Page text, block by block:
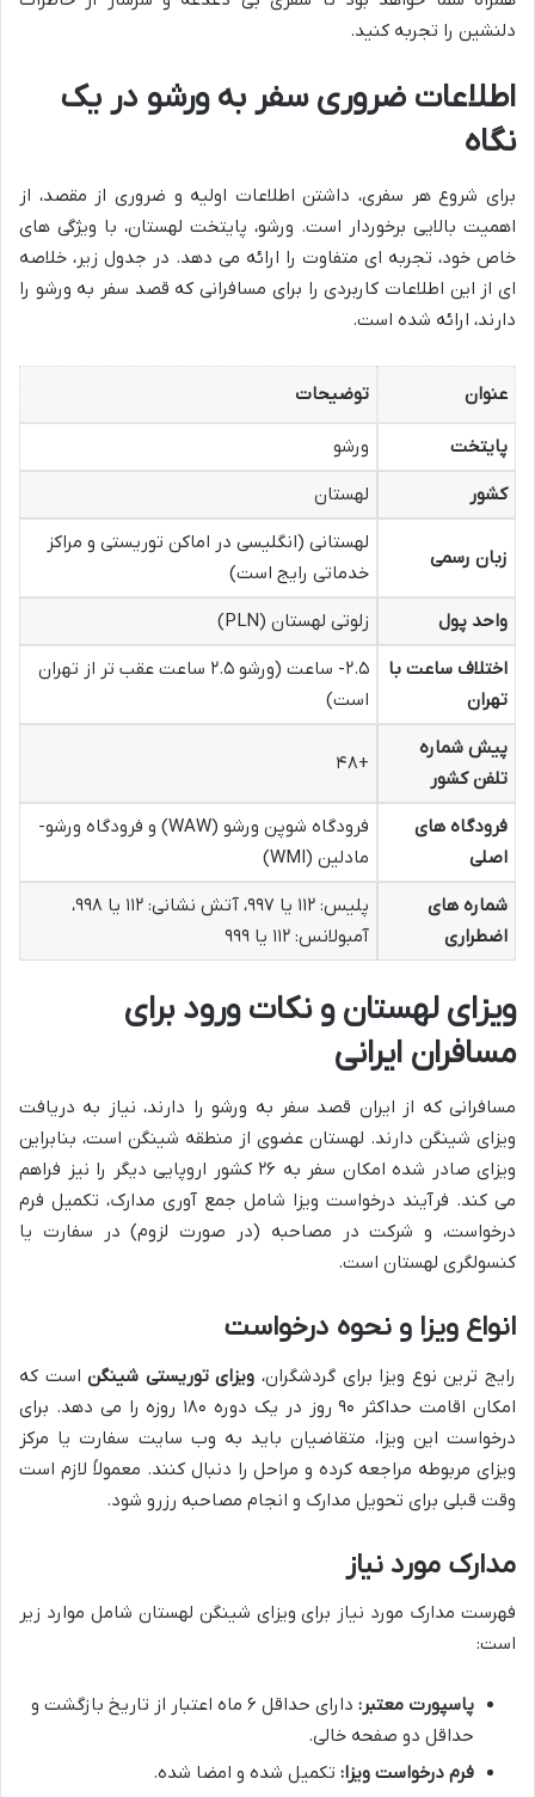
دلنشین را تجربه کنید.
اطلاعات ضروری سفر به ورشو در یک
نگاه
برای شروع هر سفری، داشتن اطلاعات اولیه و ضروری از مقصد، از
اهمیت بالایی برخوردار است. ورشو، پایتخت لهستان، با ویژگی های
خاص خود، تجربه ای متفاوت را ارائه می دهد. در جدول زیر، خلاصه
ای از این اطلاعات کاربردی را برای مسافرانی که قصد سفر به ورشو را
دارند، ارائه شده است.
عنوان توضیحات
پایتخت
ورشو
کشور
لهستان
زبان رسمی
لهستانی (انگلیسی در اماکن توریستی و مراکز
خدماتی رایج است)
واحد پول
زلوتی لهستان (PLN)
اختلاف ساعت با
تهران
۲.۵- ساعت (ورشو ۲.۵ ساعت عقب تر از تهران
است)
پیش شماره
تلفن کشور
+۴۸
فرودگاه های
اصلی
فرودگاه شوپن ورشو (WAW) و فرودگاه ورشو-
مادلین (WMI)
شماره های
اضطراری
پلیس: ۱۱۲ یا ۹۹۷، آتش نشانی: ۱۱۲ یا ۹۹۸،
آمبولانس: ۱۱۲ یا ۹۹۹
ویزای لهستان و نکات ورود برای
مسافران ایرانی
مسافرانی که از ایران قصد سفر به ورشو را دارند، نیاز به دریافت
ویزای شینگن دارند. لهستان عضوی از منطقه شینگن است، بنابراین
ویزای صادر شده امکان سفر به ۲۶ کشور اروپایی دیگر را نیز فراهم
می کند. فرآیند درخواست ویزا شامل جمع آوری مدارک، تکمیل فرم
درخواست، و شرکت در مصاحبه (در صورت لزوم) در سفارت یا
کنسولگری لهستان است.
انواع ویزا و نحوه درخواست
رایج ترین نوع ویزا برای گردشگران، ویزای توریستی شینگناست که
امکان اقامت حداکثر ۹۰ روز در یک دوره ۱۸۰ روزه را می دهد. برای
درخواست این ویزا، متقاضیان باید به وب سایت سفارت یا مرکز
ویزای مربوطه مراجعه کرده و مراحل را دنبال کنند. معمولاً لازم است
وقت قبلی برای تحویل مدارک و انجام مصاحبه رزرو شود.
مدارک مورد نیاز
فهرست مدارک مورد نیاز برای ویزای شینگن لهستان شامل موارد زیر
است:
پاسپورت معتبر:
دارای حداقل ۶ ماه اعتبار از تاریخ بازگشت و
حداقل دو صفحه خالی.
فرم درخواست ویزا: تکمیل شده و امضا شده.